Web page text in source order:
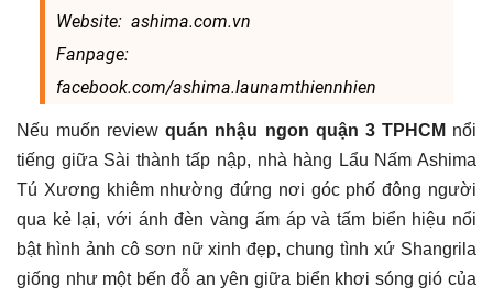
Website: ashima.com.vn
Fanpage:
facebook.com/ashima.launamthiennhien
Nếu muốn reviewquán nhậu ngon quận 3 TPHCM nổi
tiếng giữa Sài thành tấp nập, nhà hàng Lẩu Nấm Ashima
Tú Xương khiêm nhường đứng nơi góc phố đông người
qua kẻ lại, với ánh đèn vàng ấm áp và tấm biển hiệu nổi
bật hình ảnh cô sơn nữ xinh đẹp, chung tình xứ Shangrila
giống như một bến đỗ an yên giữa biển khơi sóng gió của